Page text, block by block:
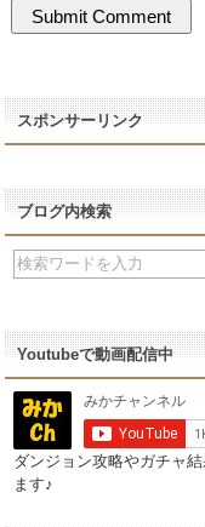
スポンサーリンク
ブログ内検索
Youtubeで動画配信中
ダンジョン攻略やガチャ
ます♪